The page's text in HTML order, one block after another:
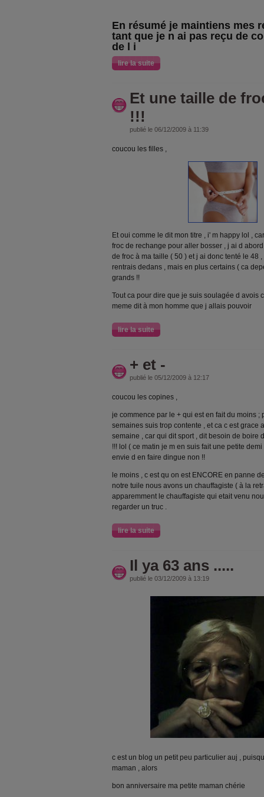
En résumé je maintiens mes
tant que je n ai pas reçu de
de l i
lire la suite
Et une taille de
!!!
publié le 06/12/2009 à 11:39
coucou les filles ,
Et oui comme le dit mon titre , i' m happy lol ,
froc de rechange pour aller bosser , j ai d
de froc à ma taille ( 50 ) et j ai donc tenté le 48
rentrais dedans , mais en plus certains ( ca
grands !!
Tout ca pour dire que je suis soulagée d avois
meme dit à mon homme que j allais pouvoir
lire la suite
+ et -
publié le 05/12/2009 à 12:17
coucou les copines ,
je commence par le + qui est en fait du moins
semaines suis trop contente , et ca c est grace
semaine , car qui dit sport , dit besoin de boire
!!! lol ( ce matin je m en suis fait une petite
envie d en faire dingue non !!
le moins , c est qu on est ENCORE en panne
notre tuile nous avons un chauffagiste ( à la
apparemment le chauffagiste qui etait venu
regarder un truc .
lire la suite
Il ya 63 ans .....
publié le 03/12/2009 à 13:19
c est un blog un petit peu particulier auj ,
maman , alors
bon anniversaire ma petite maman chérie